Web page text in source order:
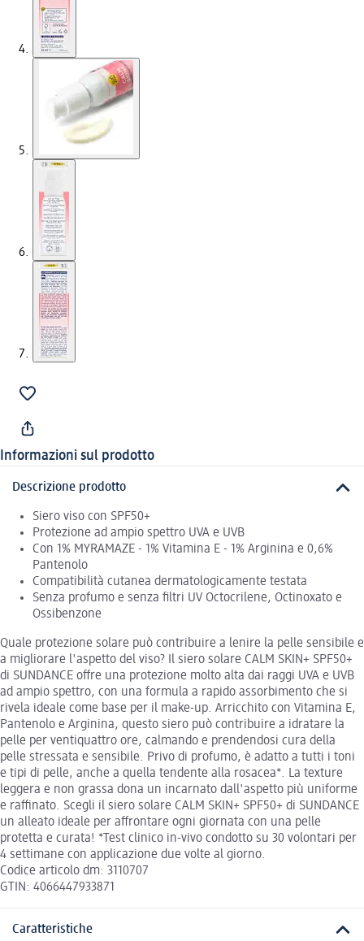
Informazioni sul prodotto
Descrizione prodotto
Siero viso con SPF50+
Protezione ad ampio spettro UVA e UVB
Con 1% MYRAMAZE - 1% Vitamina E - 1% Arginina e 0,6%
Pantenolo
Compatibilità cutanea dermatologicamente testata
Senza profumo e senza filtri UV Octocrilene, Octinoxato e
Ossibenzone
Quale protezione solare può contribuire a lenire la pelle sensibile e
a migliorare l'aspetto del viso? Il siero solare CALM SKIN+ SPF50+
di SUNDANCE offre una protezione molto alta dai raggi UVA e UVB
ad ampio spettro, con una formula a rapido assorbimento che si
rivela ideale come base per il make-up. Arricchito con Vitamina E,
Pantenolo e Arginina, questo siero può contribuire a idratare la
pelle per ventiquattro ore, calmando e prendendosi cura della
pelle stressata e sensibile. Privo di profumo, è adatto a tutti i toni
e tipi di pelle, anche a quella tendente alla rosacea*. La texture
leggera e non grassa dona un incarnato dall'aspetto più uniforme
e raffinato. Scegli il siero solare CALM SKIN+ SPF50+ di SUNDANCE
un alleato ideale per affrontare ogni giornata con una pelle
protetta e curata! *Test clinico in-vivo condotto su 30 volontari per
4 settimane con applicazione due volte al giorno.
Codice articolo dm: 3110707
GTIN: 4066447933871
Caratteristiche